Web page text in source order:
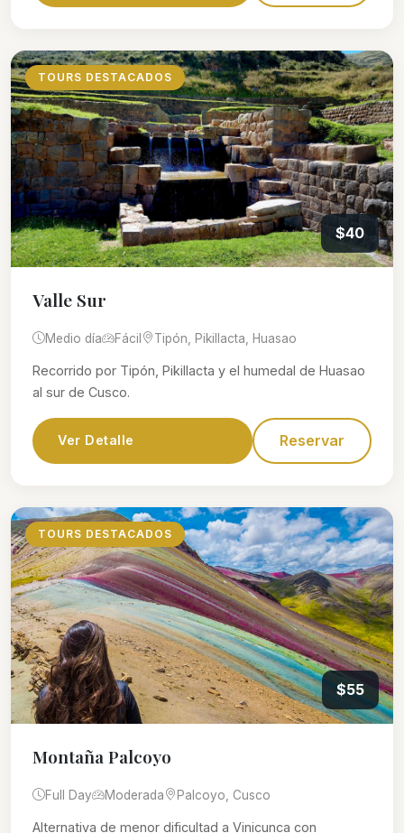
TOURS DESTACADOS
$40
Valle Sur
Medio día Fácil Tipón, Pikillacta, Huasao
Recorrido por Tipón, Pikillacta y el humedal de Huasao
al sur de Cusco.
Ver Detalle Reservar
TOURS DESTACADOS
$55
Montaña Palcoyo
Full Day Moderada Palcoyo, Cusco
Alternativa de menor dificultad a Vinicunca con